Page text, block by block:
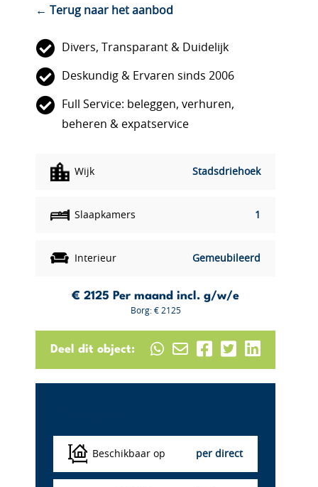
← Terug naar het aanbod
Divers, Transparant & Duidelijk
Deskundig & Ervaren sinds 2006
Full Service: beleggen, verhuren,
beheren & expatservice
Wijk Stadsdriehoek
Slaapkamers 1
Interieur Gemeubileerd
€ 2125 Per maand incl. g/w/e
Borg: € 2125
Deel dit object:
Beschikbaar op per direct